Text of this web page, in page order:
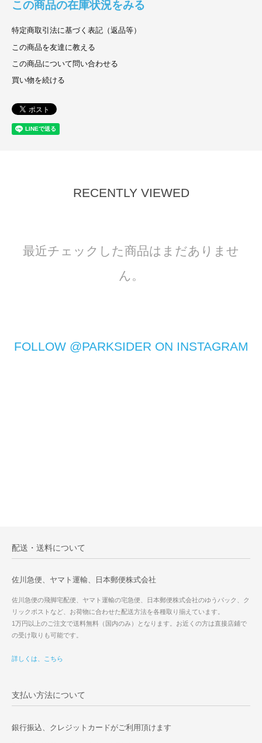
この商品の在庫状況をみる
特定商取引法に基づく表記（返品等）
この商品を友達に教える
この商品について問い合わせる
買い物を続ける
RECENTLY VIEWED
最近チェックした商品はまだありませ
ん。
FOLLOW @PARKSIDER ON INSTAGRAM
配送・送料について
佐川急便、ヤマト運輸、日本郵便株式会社
佐川急便の飛脚宅配便、ヤマト運輸の宅急便、日本郵便株式会社のゆうパック、ク
リックポストなど、お荷物に合わせた配送方法を各種取り揃えています。
1万円以上のご注文で送料無料（国内のみ）となります。お近くの方は直接店鋪で
の受け取りも可能です。
詳しくは、こちら
支払い方法について
銀行振込、クレジットカードがご利用頂けます